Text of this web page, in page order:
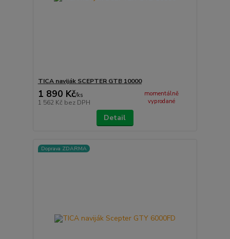
TICA naviják SCEPTER GTB 10000
1 890 Kč/ks
1 562 Kč bez DPH
momentálně
vyprodané
Detail
Doprava ZDARMA